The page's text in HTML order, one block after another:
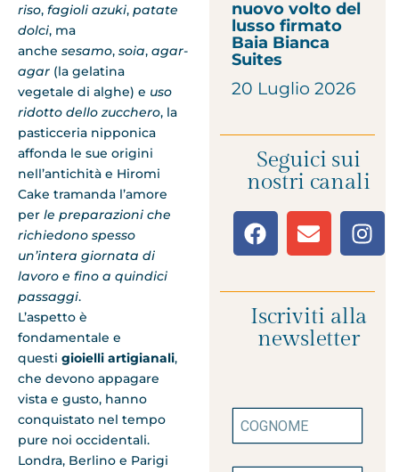
riso, fagioli azuki, patate
dolci, ma
anche sesamo, soia, agar-
agar (la gelatina
vegetale di alghe) e uso
ridotto dello zucchero, la
pasticceria nipponica
affonda le sue origini
nell’antichità e Hiromi
Cake tramanda l’amore
per le preparazioni che
richiedono spesso
un’intera giornata di
lavoro e fino a quindici
passaggi.
L’aspetto è
fondamentale e
questi gioielli artigianali,
che devono appagare
vista e gusto, hanno
conquistato nel tempo
pure noi occidentali.
Londra, Berlino e Parigi
nuovo volto del
lusso firmato
Baia Bianca
Suites
20 Luglio 2026
Seguici sui
nostri canali
Iscriviti alla
newsletter